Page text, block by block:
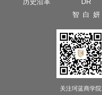
智 白 妍
关注珂蓝商学院